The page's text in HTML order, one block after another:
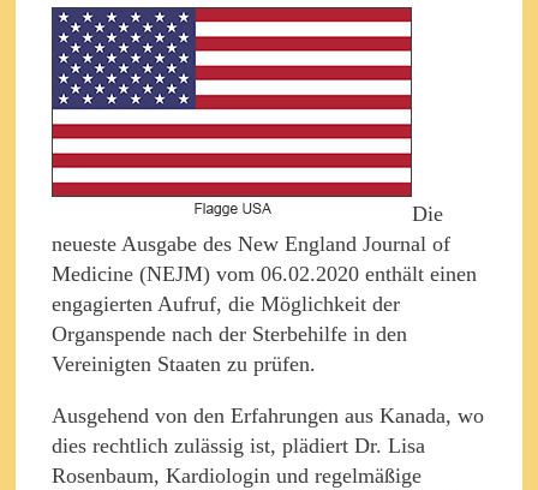
Die
neueste Ausgabe des New England Journal of
Medicine (NEJM) vom 06.02.2020 enthält einen
engagierten Aufruf, die Möglichkeit der
Organspende nach der Sterbehilfe in den
Vereinigten Staaten zu prüfen.
Ausgehend von den Erfahrungen aus Kanada, wo
dies rechtlich zulässig ist, plädiert Dr. Lisa
Rosenbaum, Kardiologin und regelmäßige